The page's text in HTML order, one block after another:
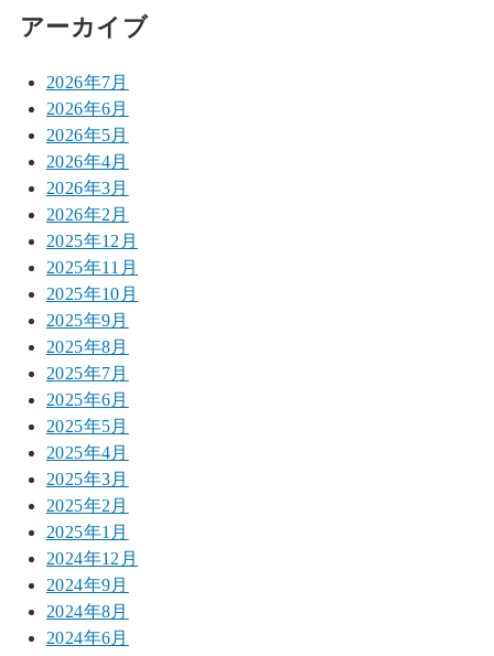
アーカイブ
2026年7月
2026年6月
2026年5月
2026年4月
2026年3月
2026年2月
2025年12月
2025年11月
2025年10月
2025年9月
2025年8月
2025年7月
2025年6月
2025年5月
2025年4月
2025年3月
2025年2月
2025年1月
2024年12月
2024年9月
2024年8月
2024年6月